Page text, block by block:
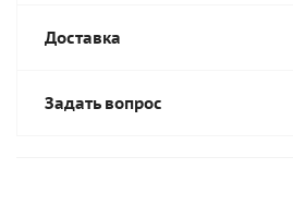
Доставка
Задать вопрос